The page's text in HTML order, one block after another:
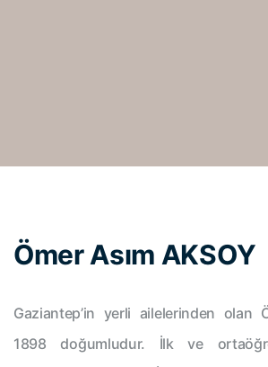
Ömer Asım AKSOY
Gaziantep’in yerli ailelerinden olan
1898 doğumludur. İlk ve